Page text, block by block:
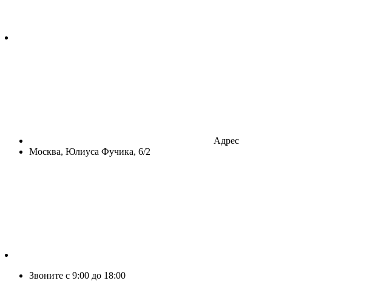
Адрес
Москва, Юлиуса Фучика, 6/2
Звоните с 9:00 до 18:00